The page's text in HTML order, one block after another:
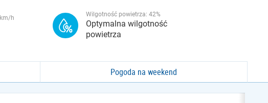
km/h Wilgotność powietrza: 42%
Optymalna wilgotność
powietrza
Pogoda na weekend